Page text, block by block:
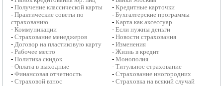
-Получение классической карты
-Практические советы по
страхованию
-Коммуникации
-Страхование менеджеров
- Договор на пластиковую карту
-Рабочее место
-Политика скидок
-Оплата в выходные
-Финансовая отчетность
-Страховой взнос
-Кредитные карточки
-Бухгалтерские программы
-Карта как аксессуар
-Если нужны деньги
-Новости страхования
-Изменения
-Жизнь в кредит
-Монополия
-Титульное страхование
-Страхование иногородних
-Страховка на всякий случай